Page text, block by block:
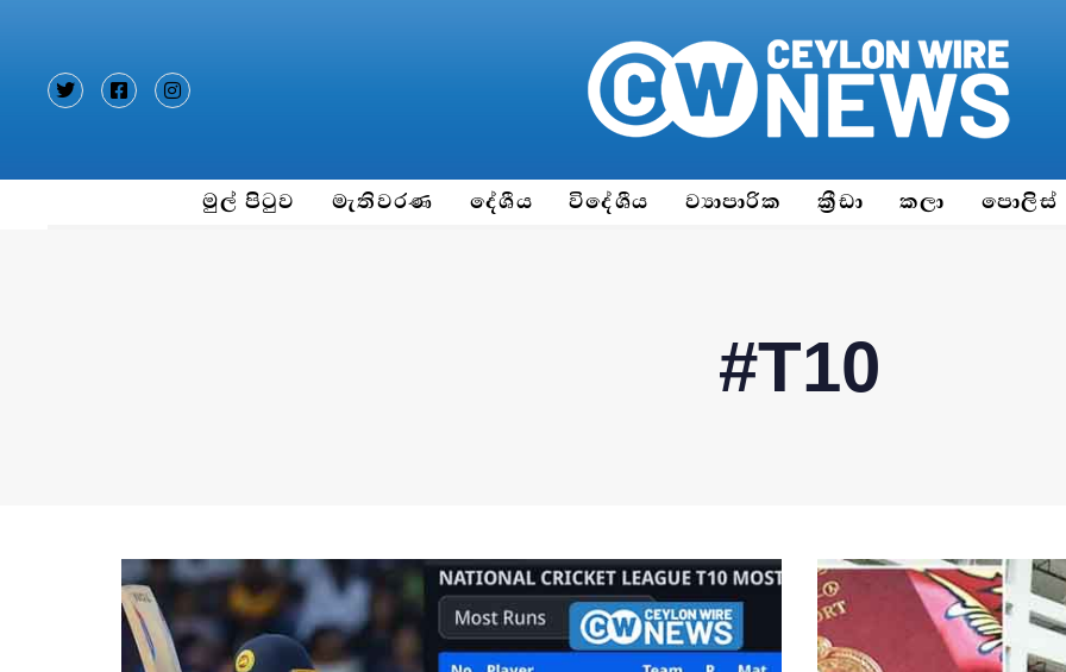
මුල් පිටුව මැතිවරණ දේශීය විදේශීය ව්‍යාපාරික ක්‍රීඩා කලා පොලිස්
#T10